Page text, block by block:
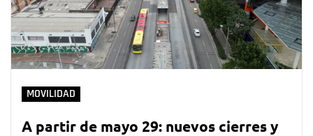
MOVILIDAD
A partir de mayo 29: nuevos cierres y